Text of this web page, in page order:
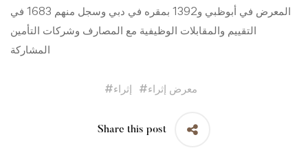
المعرض في أبوظبي و1392 بمقره في دبي وسجل منهم 1683 في
التقييم والمقابلات الوظيفية مع المصارف وشركات التأمين
المشاركة
#إثراء #معرض إثراء
Share this post